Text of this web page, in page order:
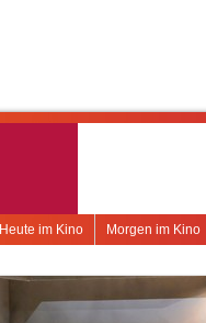
Morgen im Kino
Heute im Kino